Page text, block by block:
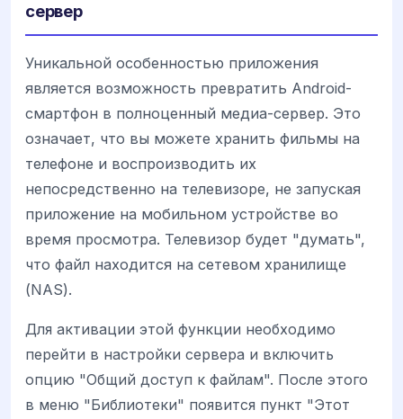
сервер
Уникальной особенностью приложения
является возможность превратить Android-
смартфон в полноценный медиа-сервер. Это
означает, что вы можете хранить фильмы на
телефоне и воспроизводить их
непосредственно на телевизоре, не запуская
приложение на мобильном устройстве во
время просмотра. Телевизор будет "думать",
что файл находится на сетевом хранилище
(NAS).
Для активации этой функции необходимо
перейти в настройки сервера и включить
опцию "Общий доступ к файлам". После этого
в меню "Библиотеки" появится пункт "Этот